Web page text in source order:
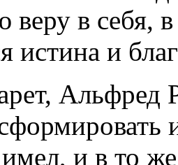
в себя,
истина и
Альфред
и в то